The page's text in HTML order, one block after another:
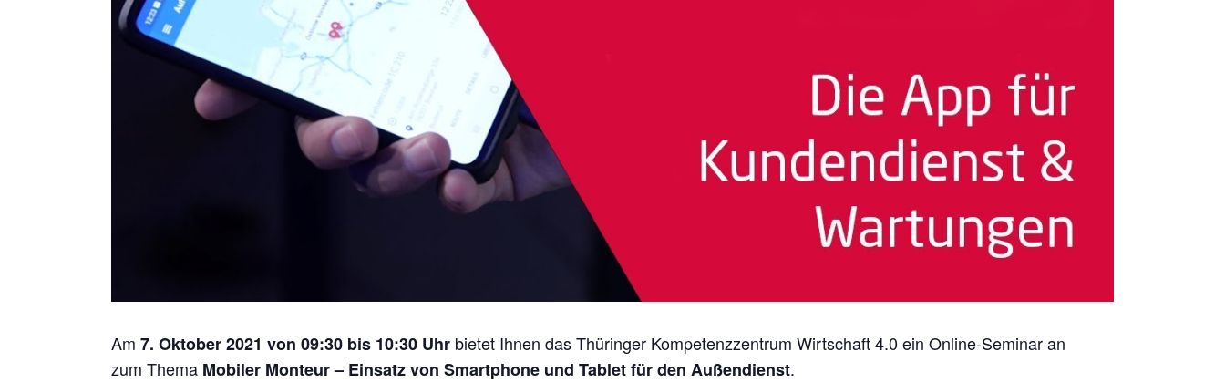
Am 7. Oktober 2021 von 09:30 bis 10:30 Uhr bietet Ihnen das Thüringer Kompetenzzentrum Wirtschaft 4.0 ein Online-Seminar an
zum Thema Mobiler Monteur – Einsatz von Smartphone und Tablet für den Außendienst.